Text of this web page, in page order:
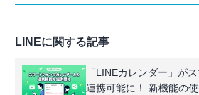
LINEに関する記事
「LINEカレンダー」が
連携可能に！ 新機能の